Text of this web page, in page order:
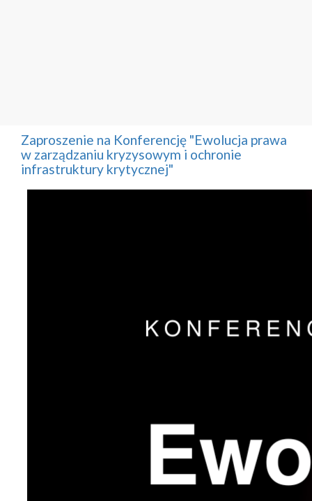
Zaproszenie na Konferencję "Ewolucja prawa
w zarządzaniu kryzysowym i ochronie
infrastruktury krytycznej"